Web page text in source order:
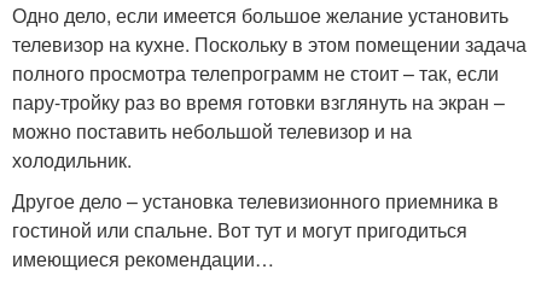
Одно дело, если имеется большое желание установить
телевизор на кухне. Поскольку в этом помещении задача
полного просмотра телепрограмм не стоит – так, если
пару-тройку раз во время готовки взглянуть на экран –
можно поставить небольшой телевизор и на
холодильник.
Другое дело – установка телевизионного приемника в
гостиной или спальне. Вот тут и могут пригодиться
имеющиеся рекомендации…